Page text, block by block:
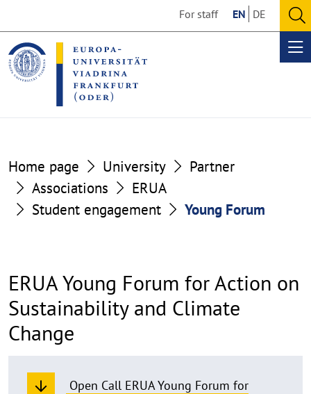
the
content
section
the
footer
section
For staff EN DE
Home page University
Partner
Associations
ERUA
Student engagement
Young Forum
ERUA Young Forum for Action on
Sustainability and Climate
Change
Open Call ERUA Young Forum for